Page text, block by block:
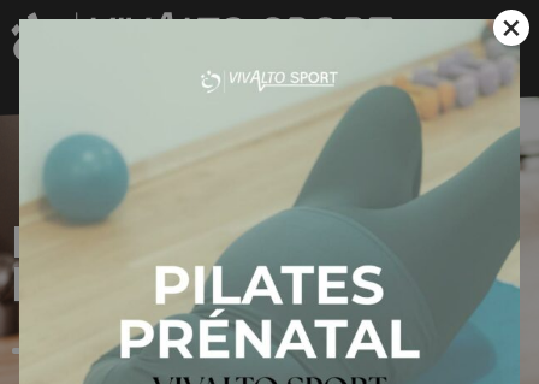
Mentions
légales
×